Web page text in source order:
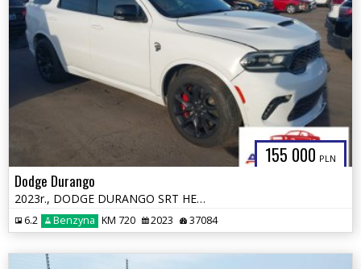
155 000 PLN
Dodge Durango
2023r., DODGE DURANGO SRT HELLCAT PREMIUM AWD, 6.2L, od ubezpieczalni
6.2 Benzyna KM 720 2023 37084